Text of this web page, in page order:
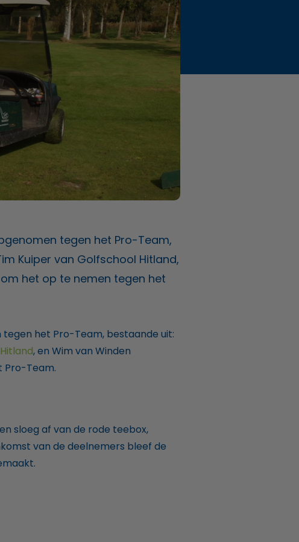
tegen het Pro-Team,
Kuiper van Golfschool Hitland,
het op te nemen tegen het
het Pro-Team, bestaande uit:
, en Wim van Winden
Pro-Team.
sloeg af van de rode teebox,
van de deelnemers bleef de